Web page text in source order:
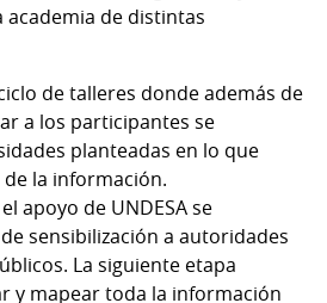
de distintas
de talleres donde además de
a los participantes se
planteadas en lo que
la información.
apoyo de UNDESA se
sensibilización a autoridades
La siguiente etapa
y mapear toda la información